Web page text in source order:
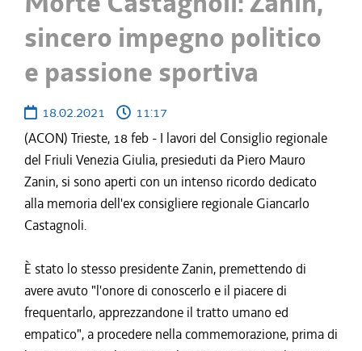
sincero impegno politico
e passione sportiva
18.02.2021
11:17
(ACON) Trieste, 18 feb - I lavori del Consiglio regionale
del Friuli Venezia Giulia, presieduti da Piero Mauro
Zanin, si sono aperti con un intenso ricordo dedicato
alla memoria dell'ex consigliere regionale Giancarlo
Castagnoli.
È stato lo stesso presidente Zanin, premettendo di
avere avuto "l'onore di conoscerlo e il piacere di
frequentarlo, apprezzandone il tratto umano ed
empatico", a procedere nella commemorazione, prima di